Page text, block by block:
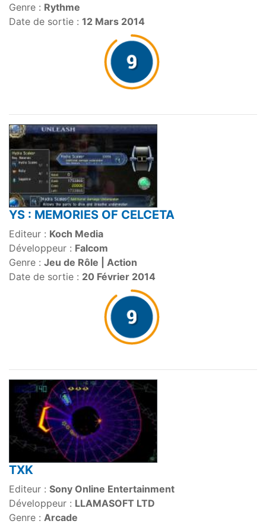
Genre : Rythme
Date de sortie : 12 Mars 2014
YS : MEMORIES OF CELCETA
Editeur : Koch Media
Développeur : Falcom
Genre : Jeu de Rôle | Action
Date de sortie : 20 Février 2014
TXK
Editeur : Sony Online Entertainment
Développeur : LLAMASOFT LTD
Genre : Arcade